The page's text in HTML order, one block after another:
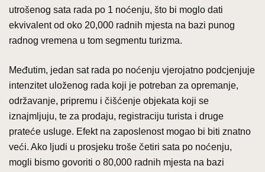
utrošenog sata rada po 1 noćenju, što bi moglo dati
ekvivalent od oko 20,000 radnih mjesta na bazi punog
radnog vremena u tom segmentu turizma.
Međutim, jedan sat rada po noćenju vjerojatno podcjenjuje
intenzitet uloženog rada koji je potreban za opremanje,
održavanje, pripremu i čišćenje objekata koji se
iznajmljuju, te za prodaju, registraciju turista i druge
prateće usluge. Efekt na zaposlenost mogao bi biti znatno
veći. Ako ljudi u prosjeku troše četiri sata po noćenju,
mogli bismo govoriti o 80,000 radnih mjesta na bazi